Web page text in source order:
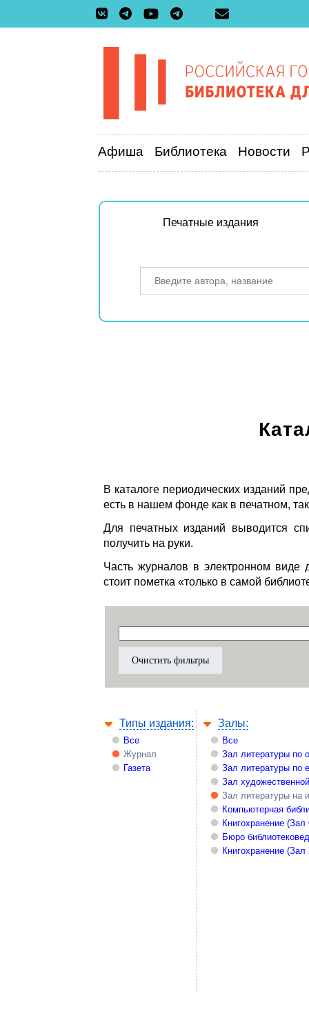
Афиша Библиотека Новости
Печатные издания
В каталоге периодических изданий
есть в нашем фонде как в печатном,
Для печатных изданий выводится
получить на руки.
Часть журналов в электронном виде
стоит пометка «только в самой
Типы издания:
Все
Журнал
Газета
Залы:
Все
Зал литературы по
Зал литературы по
Зал
Зал литературы на
Компьютерная
Книгохранение
Бюро
Книгохранение